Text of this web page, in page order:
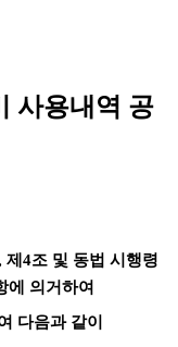
사용내역 공
제4조 및 동법 시행령
에 의거하여
다음과 같이